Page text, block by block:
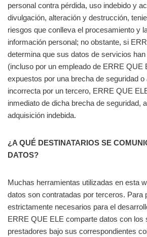
personal contra pérdida, uso indebido y
divulgación, alteración y destrucción,
riesgos que conlleva el procesamiento y
información personal; no obstante, si
determina que sus datos de servicios
(incluso por un empleado de ERRE QUE
expuestos por una brecha de seguridad
incorrecta por un tercero, ERRE QUE
inmediato de dicha brecha de seguridad,
adquisición indebida.
¿A QUÉ DESTINATARIOS SE
DATOS?
Muchas herramientas utilizadas en esta
datos son contratadas por terceros. Para
estrictamente necesarios para el
ERRE QUE ELE comparte datos con los
prestadores bajo sus correspondientes